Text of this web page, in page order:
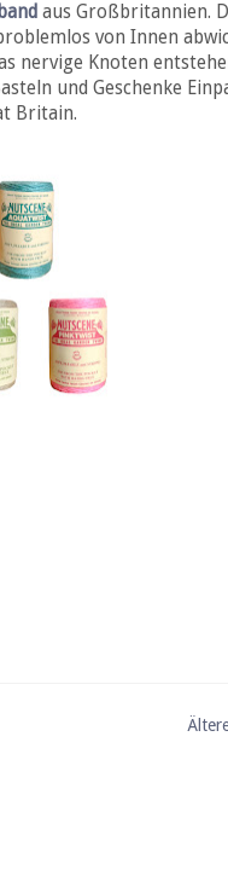
aus Großbritannien.
von Innen
nervige Knoten
und Geschenke
Britain.